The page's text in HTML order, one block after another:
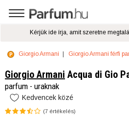
Giorgio Armani Giorgio Armani férfi
Giorgio Armani Acqua di Gio
parfum - uraknak
Kedvencek közé
(7 értékelés)